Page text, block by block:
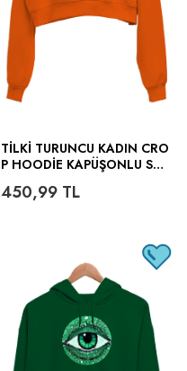
TILKI TURUNCU KADIN CRO
P HOODIE KAPÜŞONLU SW
450,99 TL